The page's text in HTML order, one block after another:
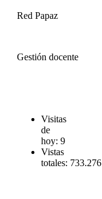
Red Papaz
Gestión docente
Visitas
de
hoy: 9
Vistas
totales: 733.276